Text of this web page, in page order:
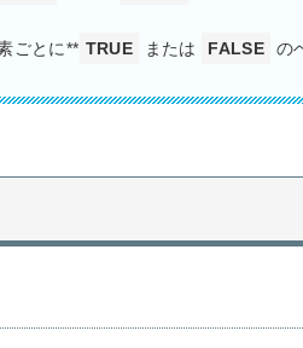
ごとに** TRUE または FALSE の